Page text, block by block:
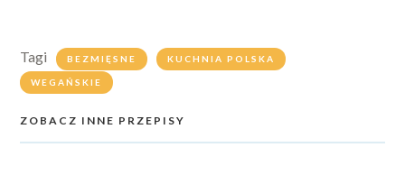
Tagi BEZMIĘSNE KUCHNIA POLSKA
WEGAŃSKIE
ZOBACZ INNE PRZEPISY